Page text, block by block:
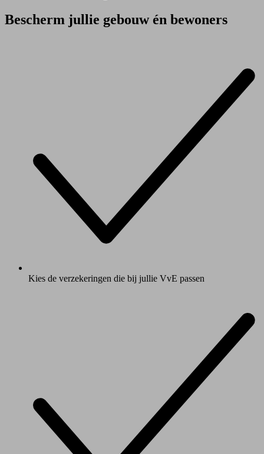
Bescherm jullie gebouw én bewoners
Kies de verzekeringen die bij jullie VvE passen